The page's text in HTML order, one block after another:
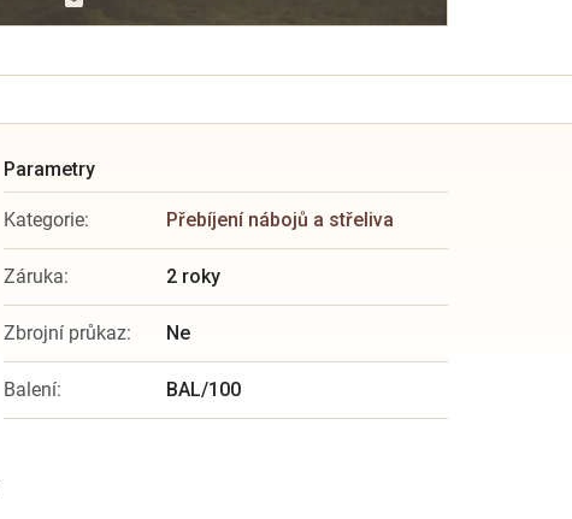
Kategorie: Přebíjení nábojů a střeliva
Záruka: 2 roky
Zbrojní průkaz: Ne
Balení: BAL/100